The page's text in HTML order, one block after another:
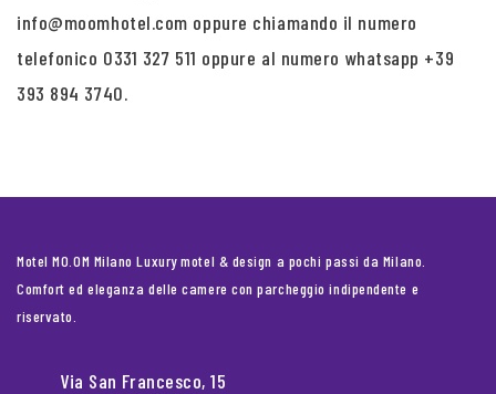
info@moomhotel.com oppure chiamando il numero
telefonico 0331 327 511 oppure al numero whatsapp +39
393 894 3740.
Motel MO.OM Milano Luxury motel & design a pochi passi da Milano.
Comfort ed eleganza delle camere con parcheggio indipendente e
riservato.
Via San Francesco, 15